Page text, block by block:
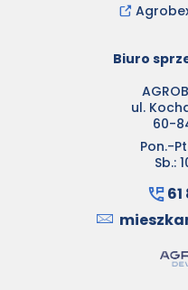
Biuro
ul.
60-
Pon.-
Sb.: